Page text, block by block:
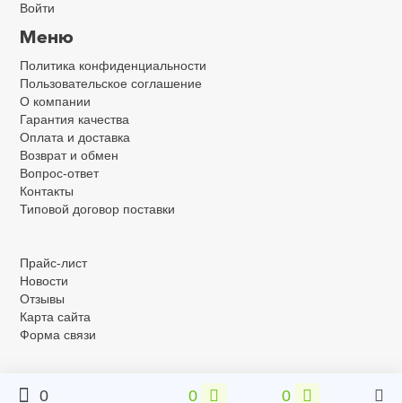
Войти
Меню
Политика конфиденциальности
Пользовательское соглашение
О компании
Гарантия качества
Оплата и доставка
Возврат и обмен
Вопрос-ответ
Контакты
Типовой договор поставки
Прайс-лист
Новости
Отзывы
Карта сайта
Форма связи
0 0 0